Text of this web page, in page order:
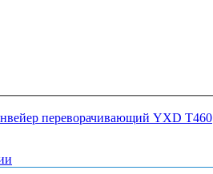
переворачивающий YXD T460